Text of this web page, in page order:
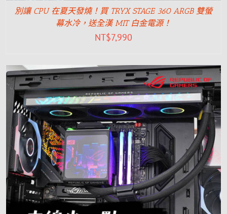
別讓 CPU 在夏天發燒！買 TRYX STAGE 360 ARGB 雙螢
幕水冷，送全漢 MIT 白金電源！
NT$7,990